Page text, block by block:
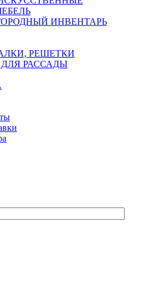
ИНВЕНТАРЬ
РЕШЕТКИ
РАССАДЫ